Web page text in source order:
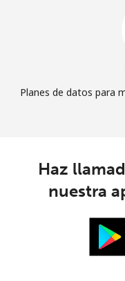
Planes de datos para
Haz
nuestra